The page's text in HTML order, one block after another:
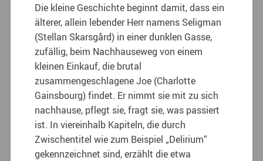
Die kleine Geschichte beginnt damit, dass ein
älterer, allein lebender Herr namens Seligman
(Stellan Skarsgård) in einer dunklen Gasse,
zufällig, beim Nachhauseweg von einem
kleinen Einkauf, die brutal
zusammengeschlagene Joe (Charlotte
Gainsbourg) findet. Er nimmt sie mit zu sich
nachhause, pflegt sie, fragt sie, was passiert
ist. In viereinhalb Kapiteln, die durch
Zwischentitel wie zum Beispiel „Delirium“
gekennzeichnet sind, erzählt die etwa